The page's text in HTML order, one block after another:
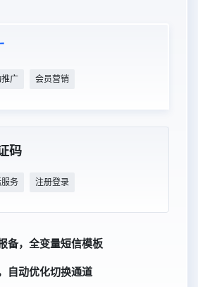
广 会员营销
码
务 注册登录
备，全变量短信模板
自动优化切换通道